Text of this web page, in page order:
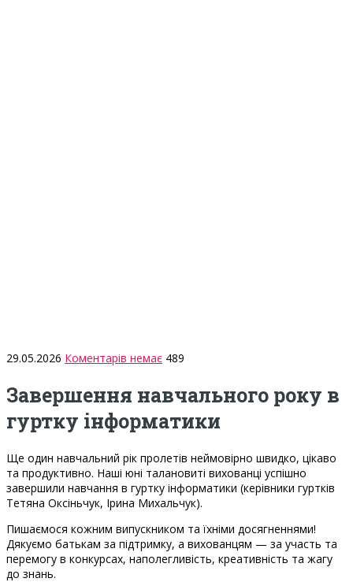
29.05.2026 Коментарів немає 489
Завершення навчального року в
гуртку інформатики
Ще один навчальний рік пролетів неймовірно швидко, цікаво
та продуктивно. Наші юні талановиті вихованці успішно
завершили навчання в гуртку інформатики (керівники гуртків
Тетяна Оксіньчук, Ірина Михальчук).
Пишаємося кожним випускником та їхніми досягненнями!
Дякуємо батькам за підтримку, а вихованцям — за участь та
перемогу в конкурсах, наполегливість, креативність та жагу
до знань.